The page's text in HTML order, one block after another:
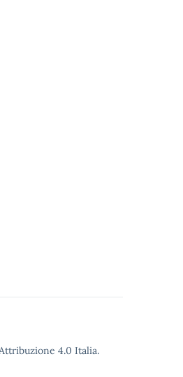
4.0 Italia.